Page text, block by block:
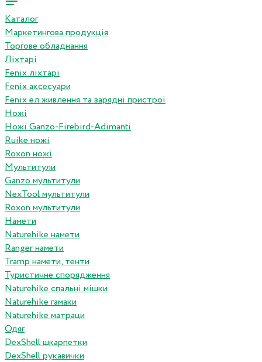
Каталог
Маркетингова продукція
Торгове обладнання
Ліхтарі
Fenix ліхтарі
Fenix аксесуари
Fenix ел живлення та зарядні пристрої
Ножі
Ножі Ganzo-Firebird-Adimanti
Ruike ножі
Roxon ножi
Мультитули
Ganzo мультитули
NexTool мультитули
Roxon мультитули
Намети
Naturehike намети
Ranger намети
Tramp намети, тенти
Туристичне спорядження
Naturehike спальні мішки
Naturehike гамаки
Naturehike матраци
Одяг
DexShell шкарпетки
DexShell рукавички